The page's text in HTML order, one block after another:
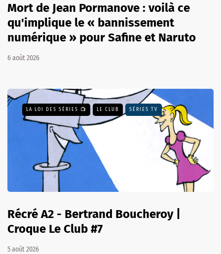
Mort de Jean Pormanove : voilà ce
qu'implique le « bannissement
numérique » pour Safine et Naruto
6 août 2026
LA LOI DES SÉRIES 📺 LE CLUB SÉRIES TV
Récré A2 - Bertrand Boucheroy |
Croque Le Club #7
5 août 2026